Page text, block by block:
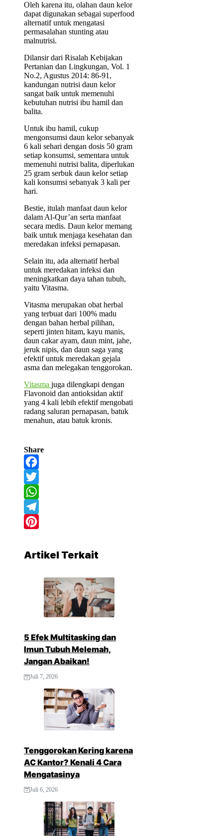
Oleh karena itu, olahan daun kelor
dapat digunakan sebagai superfood
alternatif untuk mengatasi
permasalahan stunting atau
malnutrisi.
Dilansir dari Risalah Kebijakan
Pertanian dan Lingkungan, Vol. 1
No.2, Agustus 2014: 86-91,
kandungan nutrisi daun kelor
sangat baik untuk memenuhi
kebutuhan nutrisi ibu hamil dan
balita.
Untuk ibu hamil, cukup
mengonsumsi daun kelor sebanyak
6 kali sehari dengan dosis 50 gram
setiap konsumsi, sementara untuk
memenuhi nutrisi balita, diperlukan
25 gram serbuk daun kelor setiap
kali konsumsi sebanyak 3 kali per
hari.
Bestie, itulah manfaat daun kelor
dalam Al-Qur’an serta manfaat
secara medis. Daun kelor memang
baik untuk menjaga kesehatan dan
meredakan infeksi pernapasan.
Selain itu, ada alternatif herbal
untuk meredakan infeksi dan
meningkatkan daya tahan tubuh,
yaitu Vitasma.
Vitasma merupakan obat herbal
yang terbuat dari 100% madu
dengan bahan herbal pilihan,
seperti jinten hitam, kayu manis,
daun cakar ayam, daun mint, jahe,
jeruk nipis, dan daun saga yang
efektif untuk meredakan gejala
asma dan melegakan tenggorokan.
Vitasma juga dilengkapi dengan
Flavonoid dan antioksidan aktif
yang 4 kali lebih efektif mengobati
radang saluran pernapasan, batuk
menahun, atau batuk kronis.
Share
Facebook
Twitter
WhatsApp
Telegram
Artikel Terkait
5 Efek Multitasking dan
Imun Tubuh Melemah,
Jangan Abaikan!
Juli 7, 2026
Tenggorokan Kering karena
AC Kantor? Kenali 4 Cara
Mengatasinya
Juli 6, 2026